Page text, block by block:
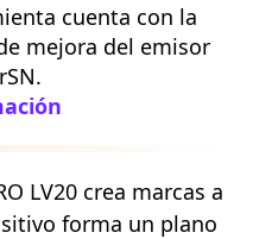
cuenta con la
mejora del emisor
LV20 crea marcas a
forma un plano